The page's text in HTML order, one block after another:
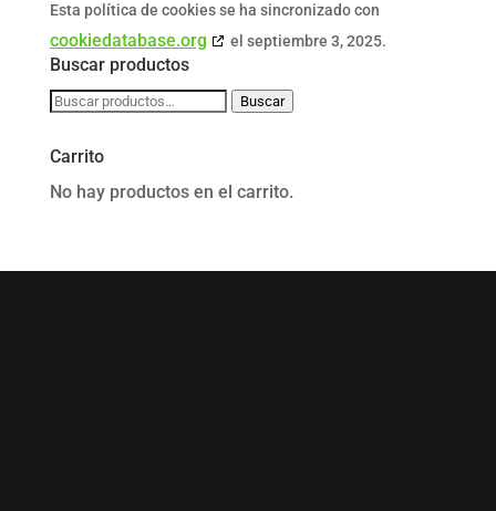
Esta política de cookies se ha sincronizado con
cookiedatabase.org el septiembre 3, 2025.
Buscar productos
Buscar
Buscar
Carrito
No hay productos en el carrito.